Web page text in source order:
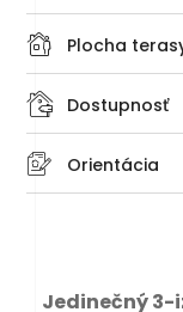
Dostupnosť
Orientácia
Plocha
Jedinečný 3-